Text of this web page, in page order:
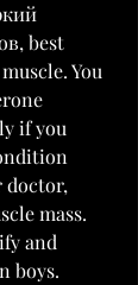
best
You
if you
doctor,
mass.
and
boys.